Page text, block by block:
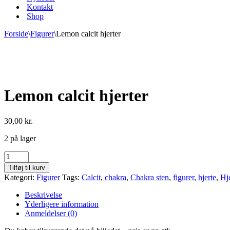
Kontakt
Shop
Forside\Figurer\Lemon calcit hjerter
Lemon calcit hjerter
30,00 kr.
2 på lager
Lemon
calcit
hjerter
antal
Tilføj til kurv
Kategori: Figurer Tags: Calcit, chakra, Chakra sten, figurer, hjerte,
Beskrivelse
Yderligere information
Anmeldelser (0)